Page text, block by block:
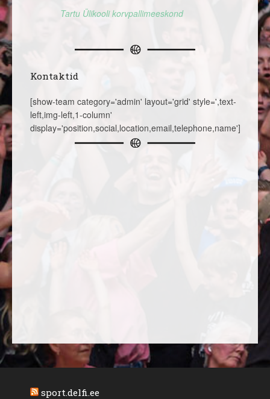
Tartu Ülikooli korvpallimeeskond
Kontaktid
[show-team category='admin' layout='grid' style=',text-
left,img-left,1-column'
display='position,social,location,email,telephone,name']
sport.delfi.ee